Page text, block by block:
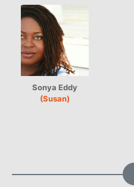
Sonya Eddy
(Susan)